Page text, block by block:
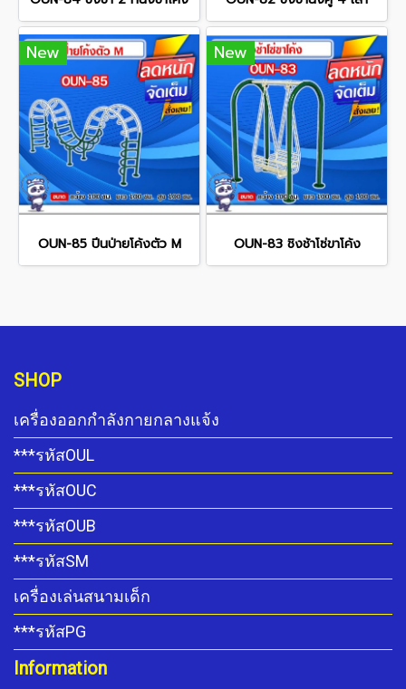
New
OUN-85 ปีนป่ายโค้งตัว M
New
OUN-83 ชิงช้าโซ่ขาโค้ง
SHOP
เครื่องออกกำลังกายกลางแจ้ง
***รหัสOUL
***รหัสOUC
***รหัสOUB
***รหัสSM
เครื่องเล่นสนามเด็ก
***รหัสPG
Information